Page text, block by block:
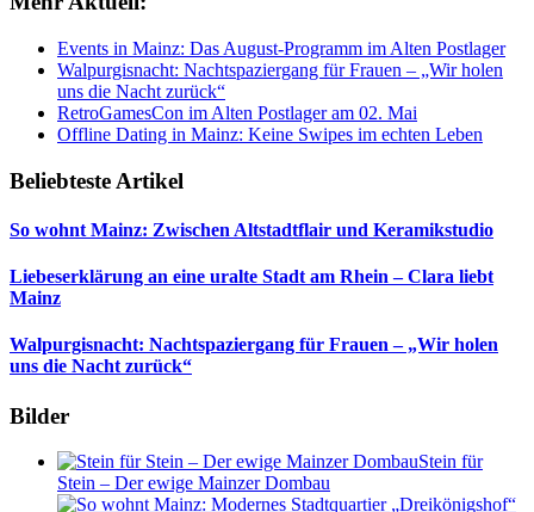
Events in Mainz: Das August-Programm im Alten Postlager
Walpurgisnacht: Nachtspaziergang für Frauen – „Wir holen
uns die Nacht zurück“
RetroGamesCon im Alten Postlager am 02. Mai
Offline Dating in Mainz: Keine Swipes im echten Leben
Beliebteste Artikel
So wohnt Mainz: Zwischen Altstadtflair und Keramikstudio
Liebeserklärung an eine uralte Stadt am Rhein – Clara liebt
Mainz
Walpurgisnacht: Nachtspaziergang für Frauen – „Wir holen
uns die Nacht zurück“
Bilder
Stein für
Stein – Der ewige Mainzer Dombau